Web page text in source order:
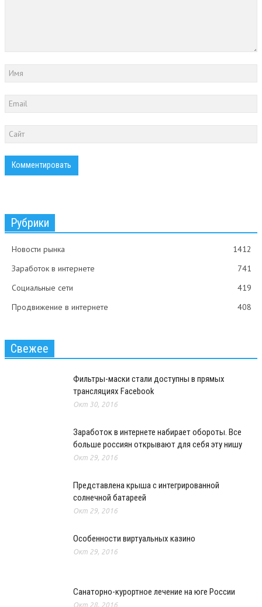
Рубрики
Новости рынка
1412
Заработок в интернете
741
Социальные сети
419
Продвижение в интернете
408
Свежее
Фильтры-маски стали доступны в прямых
трансляциях Facebook
Окт 30, 2016
Заработок в интернете набирает обороты. Все
больше россиян открывают для себя эту нишу
Окт 29, 2016
Представлена крыша с интегрированной
солнечной батареей
Окт 29, 2016
Особенности виртуальных казино
Окт 29, 2016
Санаторно-курортное лечение на юге России
Окт 28, 2016